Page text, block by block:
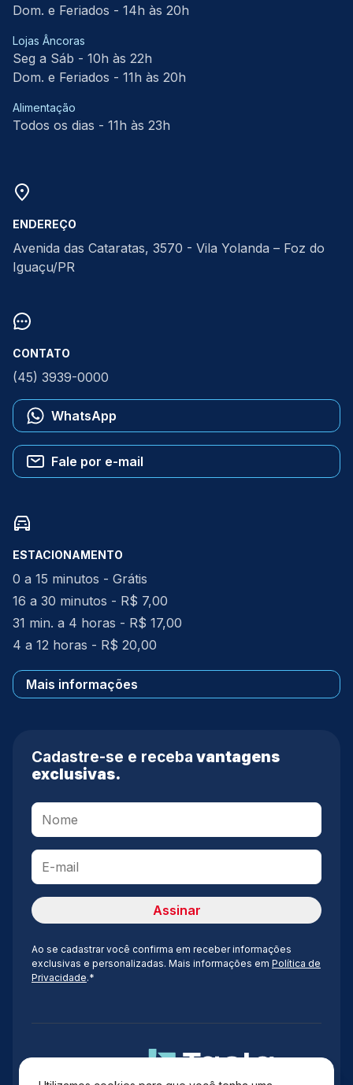
Dom. e Feriados - 14h às 20h
Lojas Âncoras
Seg a Sáb - 10h às 22h
Dom. e Feriados - 11h às 20h
Alimentação
Todos os dias - 11h às 23h
ENDEREÇO
Avenida das Cataratas, 3570 - Vila Yolanda – Foz do
Iguaçu/PR
CONTATO
(45) 3939-0000
WhatsApp
Fale por e-mail
ESTACIONAMENTO
0 a 15 minutos - Grátis
16 a 30 minutos - R$ 7,00
31 min. a 4 horas - R$ 17,00
4 a 12 horas - R$ 20,00
Mais informações
Cadastre-se e receba vantagens
exclusivas.
Ao se cadastrar você confirma em receber informações
exclusivas e personalizadas. Mais informações em Política de
Privacidade.*